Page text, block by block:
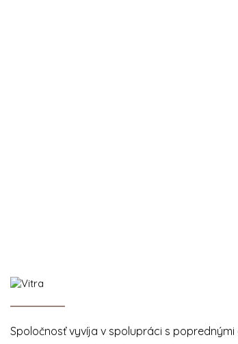
Spoločnosť vyvíja v spolupráci s poprednými